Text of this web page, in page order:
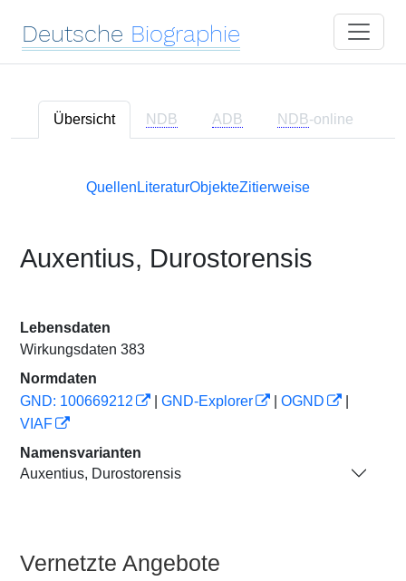
Deutsche Biographie
Übersicht NDB ADB NDB-online
Quellen LiteraturObjekteZitierweise
Auxentius, Durostorensis
Lebensdaten
Wirkungsdaten 383
Normdaten
GND: 100669212
GND-Explorer OGND
VIAF
Namensvarianten
Auxentius, Durostorensis
Vernetzte Angebote